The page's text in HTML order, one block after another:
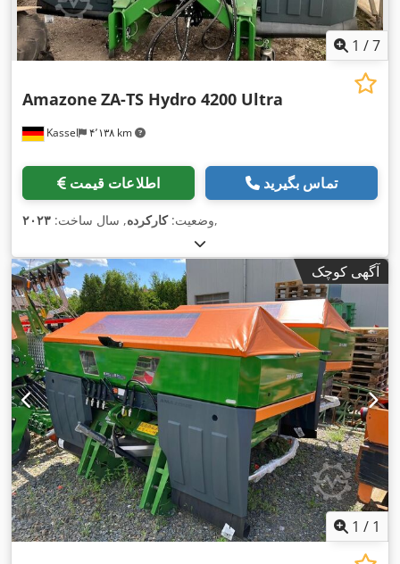
1 /7
Kassel ۴٬۱۳۸ km
Amazone ZA-TS Hydro 4200 Ultra
اطلاعات قیمت تماس بگیرید
وضعیت:کارکرده, سال ساخت: ۲۰۲۳ ,
آگهی کوچک
1 / 1